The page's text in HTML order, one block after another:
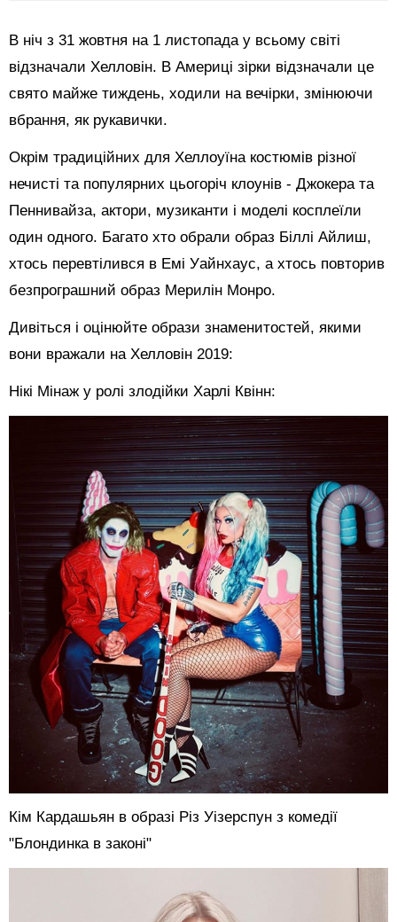
В ніч з 31 жовтня на 1 листопада у всьому світі
відзначали Хелловін. В Америці зірки відзначали це
свято майже тиждень, ходили на вечірки, змінюючи
вбрання, як рукавички.
Окрім традиційних для Хеллоуїна костюмів різної
нечисті та популярних цьогоріч клоунів - Джокера та
Пеннивайза, актори, музиканти і моделі косплеїли
один одного. Багато хто обрали образ Біллі Айлиш,
хтось перевтілився в Емі Уайнхаус, а хтось повторив
безпрограшний образ Мерилін Монро.
Дивіться і оцінюйте образи знаменитостей, якими
вони вражали на Хелловін 2019:
Нікі Мінаж у ролі злодійки Харлі Квінн:
Кім Кардашьян в образі Різ Уізерспун з комедії
"Блондинка в законі"